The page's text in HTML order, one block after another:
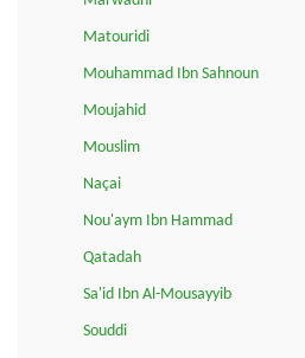
Matouridi
Mouhammad Ibn Sahnoun
Moujahid
Mouslim
Naçai
Nou'aym Ibn Hammad
Qatadah
Sa'id Ibn Al-Mousayyib
Souddi